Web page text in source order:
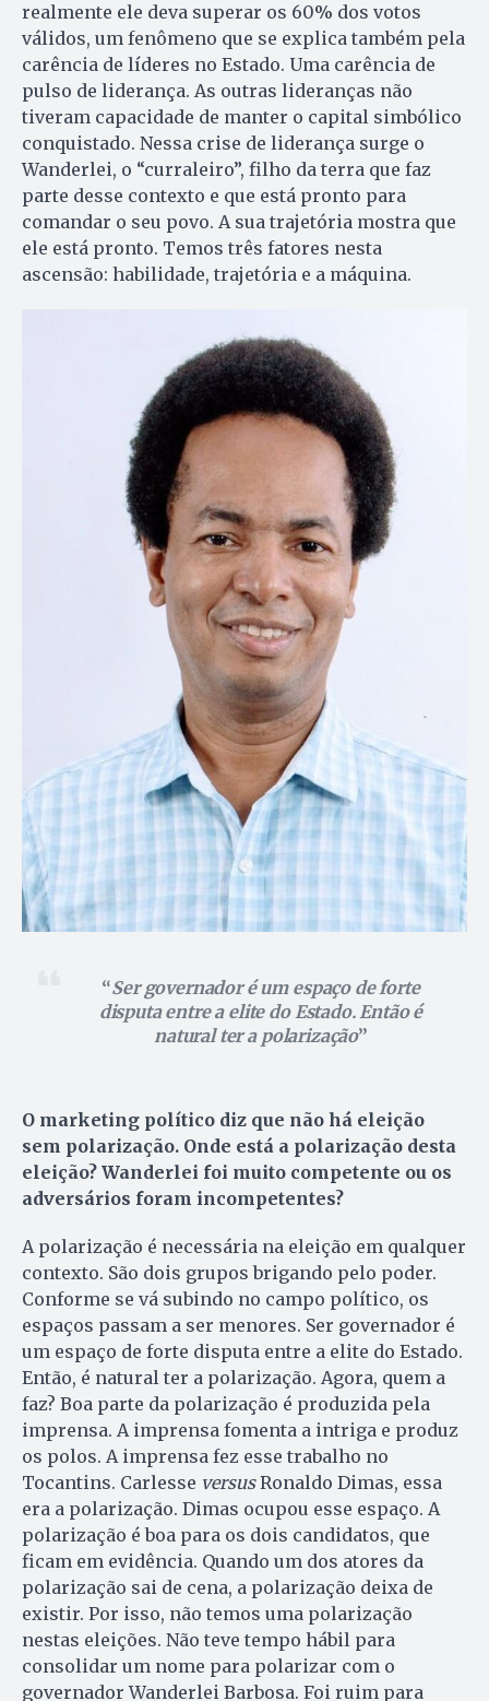
realmente ele deva superar os 60% dos votos
válidos, um fenômeno que se explica também pela
carência de líderes no Estado. Uma carência de
pulso de liderança. As outras lideranças não
tiveram capacidade de manter o capital simbólico
conquistado. Nessa crise de liderança surge o
Wanderlei, o “curraleiro”, filho da terra que faz
parte desse contexto e que está pronto para
comandar o seu povo. A sua trajetória mostra que
ele está pronto. Temos três fatores nesta
ascensão: habilidade, trajetória e a máquina.
Ser governador é um espaço de forte
disputa entre a elite do Estado. Então é
natural ter a polarização
O marketing político diz que não há eleição
sem polarização. Onde está a polarização desta
eleição? Wanderlei foi muito competente ou os
adversários foram incompetentes?
A polarização é necessária na eleição em qualquer
contexto. São dois grupos brigando pelo poder.
Conforme se vá subindo no campo político, os
espaços passam a ser menores. Ser governador é
um espaço de forte disputa entre a elite do Estado.
Então, é natural ter a polarização. Agora, quem a
faz? Boa parte da polarização é produzida pela
imprensa. A imprensa fomenta a intriga e produz
os polos. A imprensa fez esse trabalho no
Tocantins. Carlesse versusRonaldo Dimas, essa
era a polarização. Dimas ocupou esse espaço. A
polarização é boa para os dois candidatos, que
ficam em evidência. Quando um dos atores da
polarização sai de cena, a polarização deixa de
existir. Por isso, não temos uma polarização
nestas eleições. Não teve tempo hábil para
consolidar um nome para polarizar com o
governador Wanderlei Barbosa. Foi ruim para